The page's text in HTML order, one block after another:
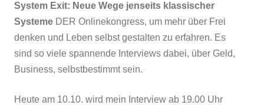
System Exit: Neue Wege jenseits klassischer
Systeme DER Onlinekongress, um mehr über Frei
denken und Leben selbst gestalten zu erfahren. Es
sind so viele spannende Interviews dabei, über Geld,
Business, selbstbestimmt sein.
Heute am 10.10. wird mein Interview ab 19.00 Uhr